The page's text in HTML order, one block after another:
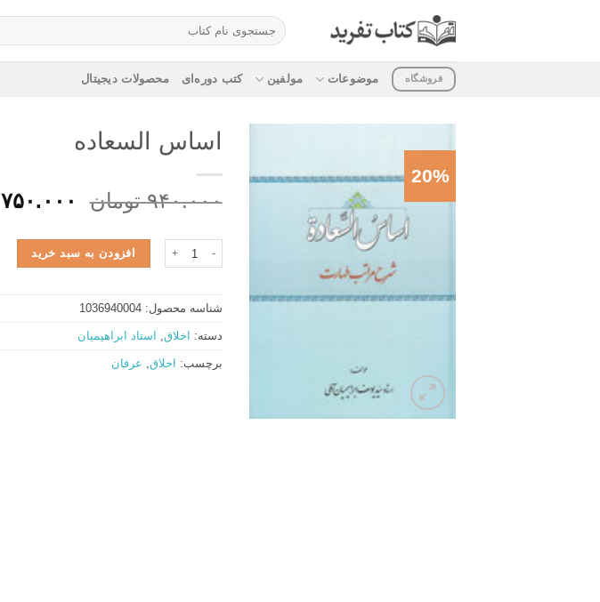
جستجو
برای:
فروشگاه موضوعات مولفین کتب دوره‌ای محصولات دیجیتال
20%
اساس السعاده
۹۴۰.۰۰۰ تومان
قیمت
بود.
۷۵۰.۰۰۰
افزودن به سبد خرید
شناسه محصول:1036940004
دسته: اخلاق استاد ابراهیمیان
برچسب: اخلاق عرفان